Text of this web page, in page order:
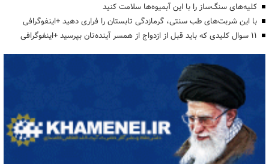
کلیه‌های سنگ‌ساز را با این آبمیوه‌ها سلامت کنید
با این شربت‌های طب سنتی، گرمازدگی تابستان را فراری دهید +اینفوگرافی
۱۱ سوال کلیدی که باید قبل از ازدواج از همسر آینده‌تان بپرسید +اینفوگرافی